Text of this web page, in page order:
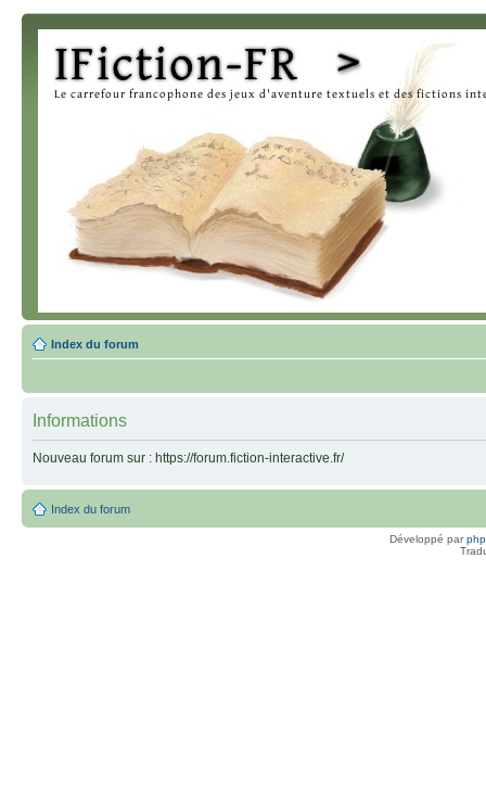
Index du forum
Informations
Nouveau forum sur : https://forum.fiction-interactive.fr/
Index du forum
Développé par